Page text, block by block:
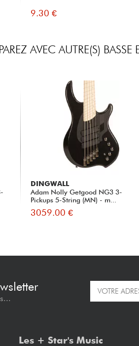
9.30 €
AVEC AUTRE(S) BASSE
DINGWALL
Adam Nolly Getgood NG3 3-
Pickups 5-String (MN) - m...
3059.00 €
Les + Star's Music